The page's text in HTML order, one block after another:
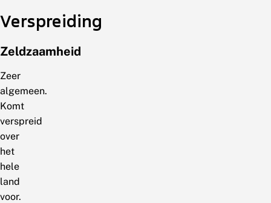
Verspreiding
Zeldzaamheid
Zeer
algemeen.
Komt
verspreid
over
het
hele
land
voor.